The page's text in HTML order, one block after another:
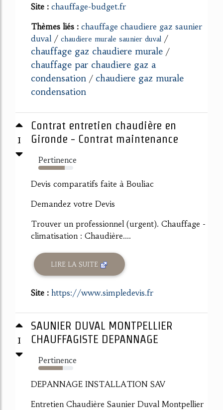
Site : chauffage-budget.fr
Thèmes liés : chauffage chaudiere gaz saunier
duval / chaudiere murale saunier duval /
chauffage gaz chaudiere murale /
chauffage par chaudiere gaz a
condensation / chaudiere gaz murale
condensation
1
Contrat entretien chaudière en
Gironde - Contrat maintenance
Pertinence
75%
Devis comparatifs faite à Bouliac
Demandez votre Devis
Trouver un professionnel (urgent). Chauffage -
climatisation : Chaudière....
LIRE LA SUITE
Site : https://www.simpledevis.fr
1
SAUNIER DUVAL MONTPELLIER
CHAUFFAGISTE DEPANNAGE
Pertinence
70%
DEPANNAGE INSTALLATION SAV
Entretien Chaudière Saunier Duval Montpellier